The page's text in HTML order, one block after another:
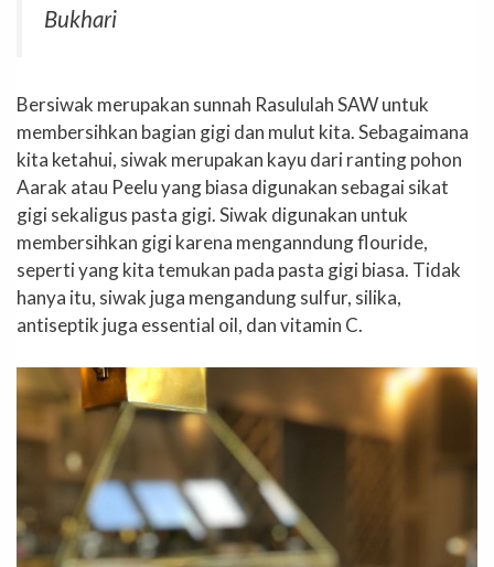
Bukhari
Bersiwak merupakan sunnah Rasululah SAW untuk
membersihkan bagian gigi dan mulut kita. Sebagaimana
kita ketahui, siwak merupakan kayu dari ranting pohon
Aarak atau Peelu yang biasa digunakan sebagai sikat
gigi sekaligus pasta gigi. Siwak digunakan untuk
membersihkan gigi karena menganndung flouride,
seperti yang kita temukan pada pasta gigi biasa. Tidak
hanya itu, siwak juga mengandung sulfur, silika,
antiseptik juga essential oil, dan vitamin C.